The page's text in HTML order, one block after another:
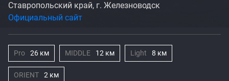
Ставропольский край, г. Железноводск
Официальный сайт
Pro 26 км MIDDLE 12 км Light 8 км
ORIENT 2 км